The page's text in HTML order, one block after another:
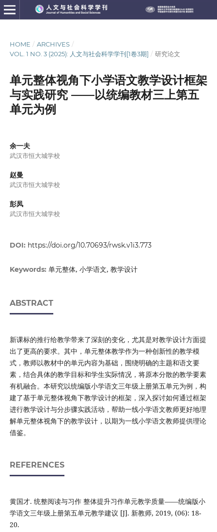
HOME / ARCHIVES /
VOL. 1 NO. 3 (2025): 人文与社会科学学刊[1卷3期] / 研究论文
单元整体视角下小学语文教学设计框架
与实践研究 ——以统编教材三上第五
单元为例
余一夫
武汉市恒大城学校
赵曼
武汉市恒大城学校
彭凤
武汉市恒大城学校
DOI: https://doi.org/10.70693/rwsk.v1i3.773
Keywords: 单元整体, 小学语文, 教学设计
ABSTRACT
新课标的推行给教学带来了深刻的变化，尤其是对教学设计方面提
出了更高的要求。其中，单元整体教学作为一种创新性的教学模
式，教师以教材中的单元内容为基础，围绕明确的主题和语文要
素，结合具体的教学目标和学生实际情况，将原本分散的教学要素
有机融合。本研究以统编版小学语文三年级上册第五单元为例，构
建了基于单元整体视角下教学设计的框架，深入探讨如何通过框架
进行教学设计与分步骤实践活动，帮助一线小学语文教师更好地理
解单元整体视角下的教学设计，以期为一线小学语文教师提供理论
借鉴。
REFERENCES
黄国才. 统整阅读与习作 整体提升习作单元教学质量——统编版小
学语文三年级上册第五单元教学建议 [J]. 新教师, 2019, (06): 18-
20.